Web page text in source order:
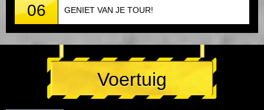
06 GENIET VAN JE TOUR!
Voertuig